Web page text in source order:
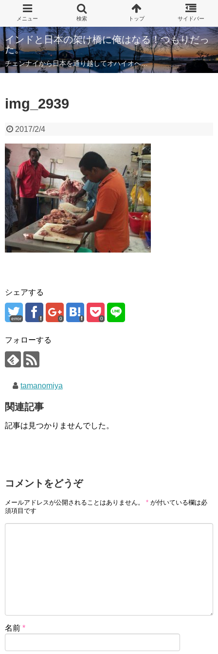
インドと日本の架け橋に俺はなる！つもりだっ
た。
チェンナイから日本を通り越してオハイオへ…
img_2939
2017/2/4
シェアする
error 0 0
フォローする
tamanomiya
関連記事
記事は見つかりませんでした。
コメントをどうぞ
メールアドレスが公開されることはありません。 * が付いている欄は必
須項目です
名前 *